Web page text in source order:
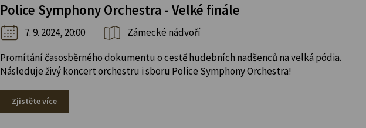
Police Symphony Orchestra - Velké finále
7. 9. 2024, 20:00
Zámecké nádvoří
Promítání časosběrného dokumentu o cestě hudebních nadšenců na velká pódia.
Následuje živý koncert orchestru i sboru Police Symphony Orchestra!
Zjistěte více